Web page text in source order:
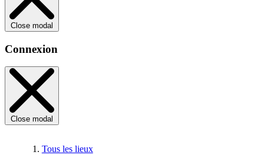
Close modal
Connexion
Close modal
Tous les lieux